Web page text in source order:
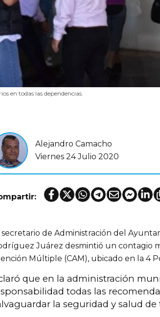
en todas las dependencias.
Alejandro Camacho
Viernes 24 Julio 2020
secretario de Administración del
Juárez desmintió un contagio
Múltiple (CAM), ubicado en la 4
que en la administración
todas las
la seguridad y salud